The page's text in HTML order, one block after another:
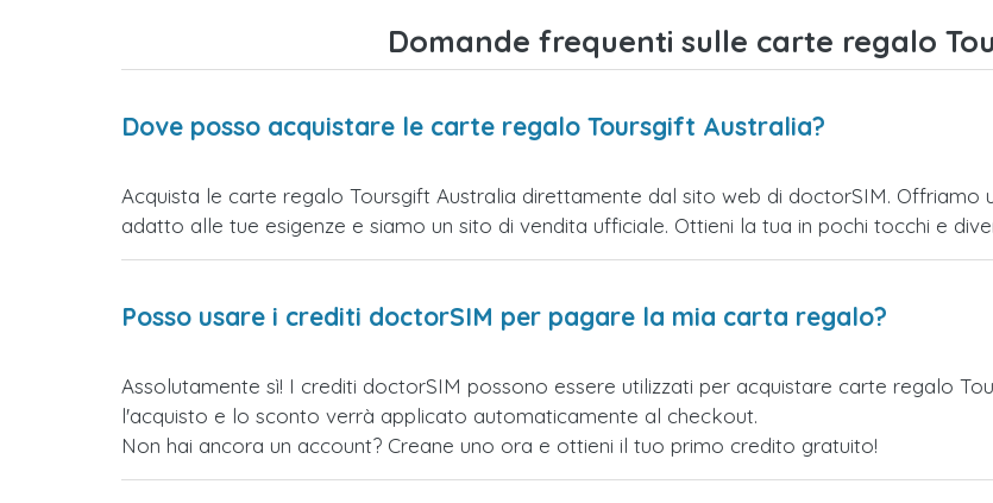
Domande frequenti sulle carte regalo
Dove posso acquistare le carte regalo Toursgift Australia?
Acquista le carte regalo Toursgift Australia direttamente dal sito web di doctorSIM. Offriamo
adatto alle tue esigenze e siamo un sito di vendita ufficiale. Ottieni la tua in pochi tocchi e
Posso usare i crediti doctorSIM per pagare la mia carta regalo?
Assolutamente sì! I crediti doctorSIM possono essere utilizzati per acquistare carte regalo
l'acquisto e lo sconto verrà applicato automaticamente al checkout.
Non hai ancora un account? Creane uno ora e ottieni il tuo primo credito gratuito!